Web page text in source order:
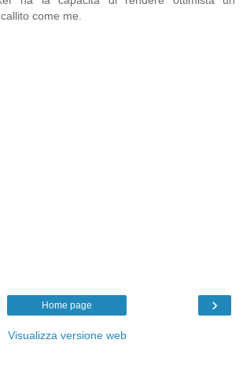
come me.
›
Home page
Visualizza versione web